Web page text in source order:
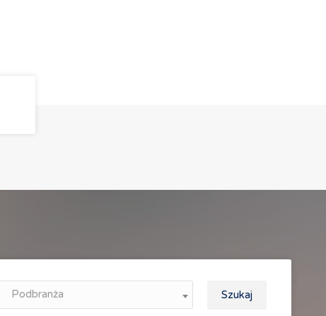
Podbranża Szukaj